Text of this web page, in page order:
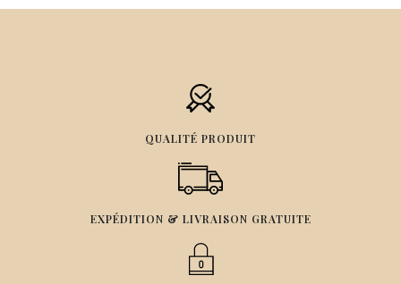
QUALITÉ PRODUIT
EXPÉDITION & LIVRAISON GRATUITE